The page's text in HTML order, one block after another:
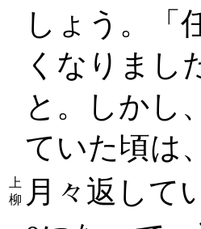
しょう。「
くなりまし
と。しかし
ていた頃は
上
柳
月々返して